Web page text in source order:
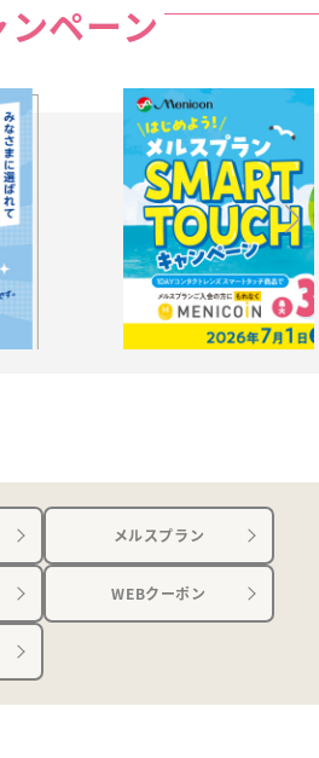
ンペーン
メルスプラン
WEBクーポン